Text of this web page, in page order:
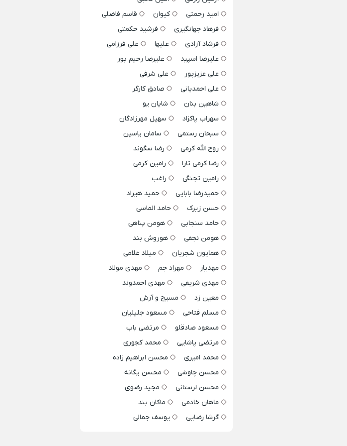
امید رحمتی
کیوان
قاسم فاضلی
فرهاد جهانگیری
فرشید حکمتی
فرشاد آزادی
علیها
علی فرزامی
علیرضا اسپید
علیرضا رحیم پور
علی عزیزپور
علی شرفی
علی احمدیانی
صادق کارگر
شاهین بنان
شایان یو
سهراب پاکزاد
سهیل مهرزادگان
سبحان رستمی
سامان یاسین
روح الله کرمی
رضا سگوند
رضا کرمی تارا
رامین کرمی
رامین تجنگی
راغب
حمیدرضا بابایی
حمید هیراد
حسن زیرک
حامد الماسی
حامد سنجابی
هومن پناهی
هومن نجفی
هوروش بند
همایون شجریان
میلاد غلامی
مهدیار
مهراد جم
مهدی مولاد
مهدی شریفی
مهدی احمدوند
معین زد
مسیح و آرش
مسلم فتاحی
مسعود جلیلیان
مسعود صادقلو
مرتضی باب
مرتضی پاشایی
محمد کجوری
محمد امیری
محسن ابراهیم زاده
محسن چاوشی
محسن یگانه
محسن لرستانی
مجید رضوی
ماهان خادمی
ماکان بند
گرشا رضایی
یوسف جمالی